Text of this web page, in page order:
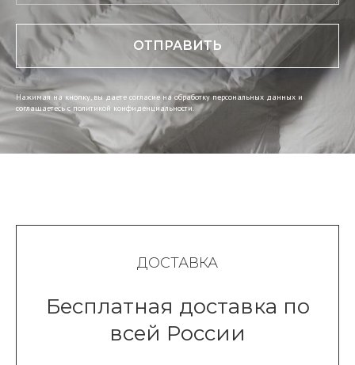
ОТПРАВИТЬ
Нажимая на кнопку, вы даете согласие на обработку персональных данных и
соглашаетесь c политикой конфиденциальности.
ДОСТАВКА
Бесплатная доставка по
всей России